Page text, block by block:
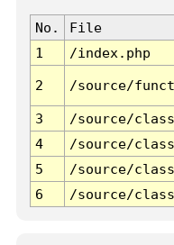
No. File
1
/index.php
2 /source/
3 /source/
4
/source/
5
/source/
6
/source/